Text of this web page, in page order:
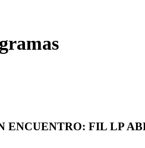
ENCUENTRO: FIL LP